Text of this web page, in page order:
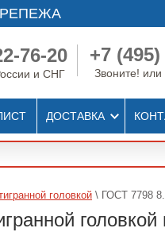
76-20
и СНГ
+7
Звоните! или
ДОСТАВКА
головкой \ ГОСТ 7798